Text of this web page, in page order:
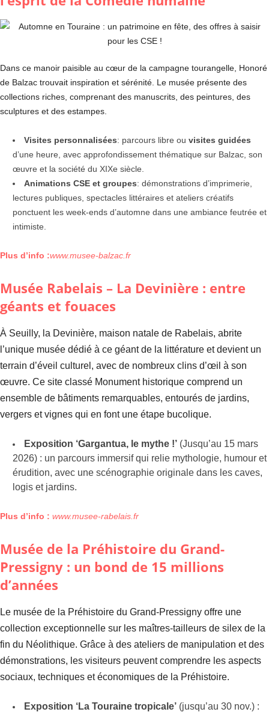
Dans ce manoir paisible au cœur de la campagne tourangelle, Honoré
de Balzac trouvait inspiration et sérénité. Le musée présente des
collections riches, comprenant des manuscrits, des peintures, des
sculptures et des estampes.
Visites personnalisées: parcours libre ou visites guidées
d’une heure, avec approfondissement thématique sur Balzac, son
œuvre et la société du XIXe siècle.
Animations CSE et groupes: démonstrations d’imprimerie,
lectures publiques, spectacles littéraires et ateliers créatifs
ponctuent les week-ends d’automne dans une ambiance feutrée et
intimiste.
Plus d’info :www.musee-balzac.fr
Musée Rabelais – La Devinière : entre
géants et fouaces
À Seuilly, la Devinière, maison natale de Rabelais, abrite
l’unique musée dédié à ce géant de la littérature et devient un
terrain d’éveil culturel, avec de nombreux clins d’œil à son
œuvre. Ce site classé Monument historique comprend un
ensemble de bâtiments remarquables, entourés de jardins,
vergers et vignes qui en font une étape bucolique.
Exposition ‘Gargantua, le mythe !’ (Jusqu’au 15 mars
2026) : un parcours immersif qui relie mythologie, humour et
érudition, avec une scénographie originale dans les caves,
logis et jardins.
Plus d’info : www.musee-rabelais.fr
Musée de la Préhistoire du Grand-
Pressigny : un bond de 15 millions
d’années
Le musée de la Préhistoire du Grand-Pressigny offre une
collection exceptionnelle sur les maîtres-tailleurs de silex de la
fin du Néolithique. Grâce à des ateliers de manipulation et des
démonstrations, les visiteurs peuvent comprendre les aspects
sociaux, techniques et économiques de la Préhistoire.
Exposition ‘La Touraine tropicale’ (jusqu’au 30 nov.) :